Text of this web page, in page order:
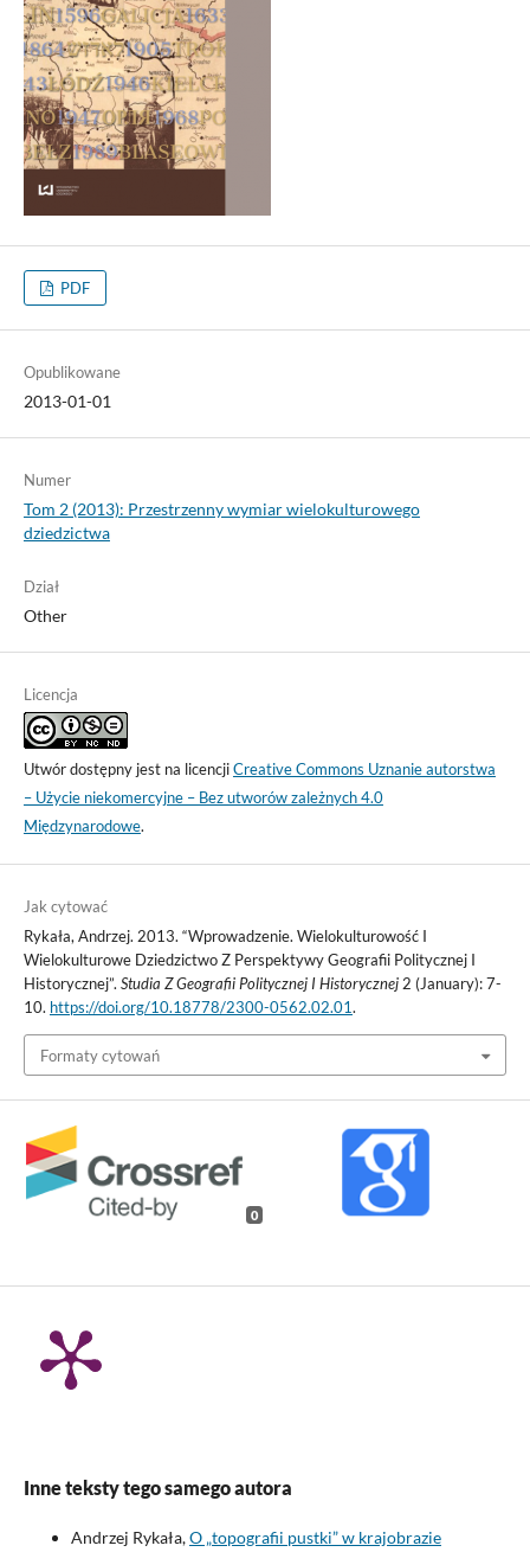
PDF
Opublikowane
2013-01-01
Numer
Tom 2 (2013): Przestrzenny wymiar wielokulturowego
dziedzictwa
Dział
Other
Licencja
Utwór dostępny jest na licencjiCreative Commons Uznanie autorstwa
– Użycie niekomercyjne – Bez utworów zależnych 4.0
Międzynarodowe.
Jak cytować
Rykała, Andrzej. 2013. “Wprowadzenie. Wielokulturowość I
Wielokulturowe Dziedzictwo Z Perspektywy Geografii Politycznej I
Historycznej”. Studia Z Geografii Politycznej I Historycznej2 (January): 7-
10. https://doi.org/10.18778/2300-0562.02.01.
Formaty cytowań
0
Inne teksty tego samego autora
Andrzej Rykała,O „topografii pustki” w krajobrazie